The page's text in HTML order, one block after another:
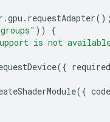
.gpu . requestAdapter
))
{
is not
({
({ code